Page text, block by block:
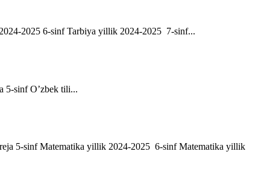
2025 6-sinf Tarbiya yillik 2024-2025 7-sinf...
5-sinf O’zbek tili...
5-sinf Matematika yillik 2024-2025 6-sinf Matematika yillik